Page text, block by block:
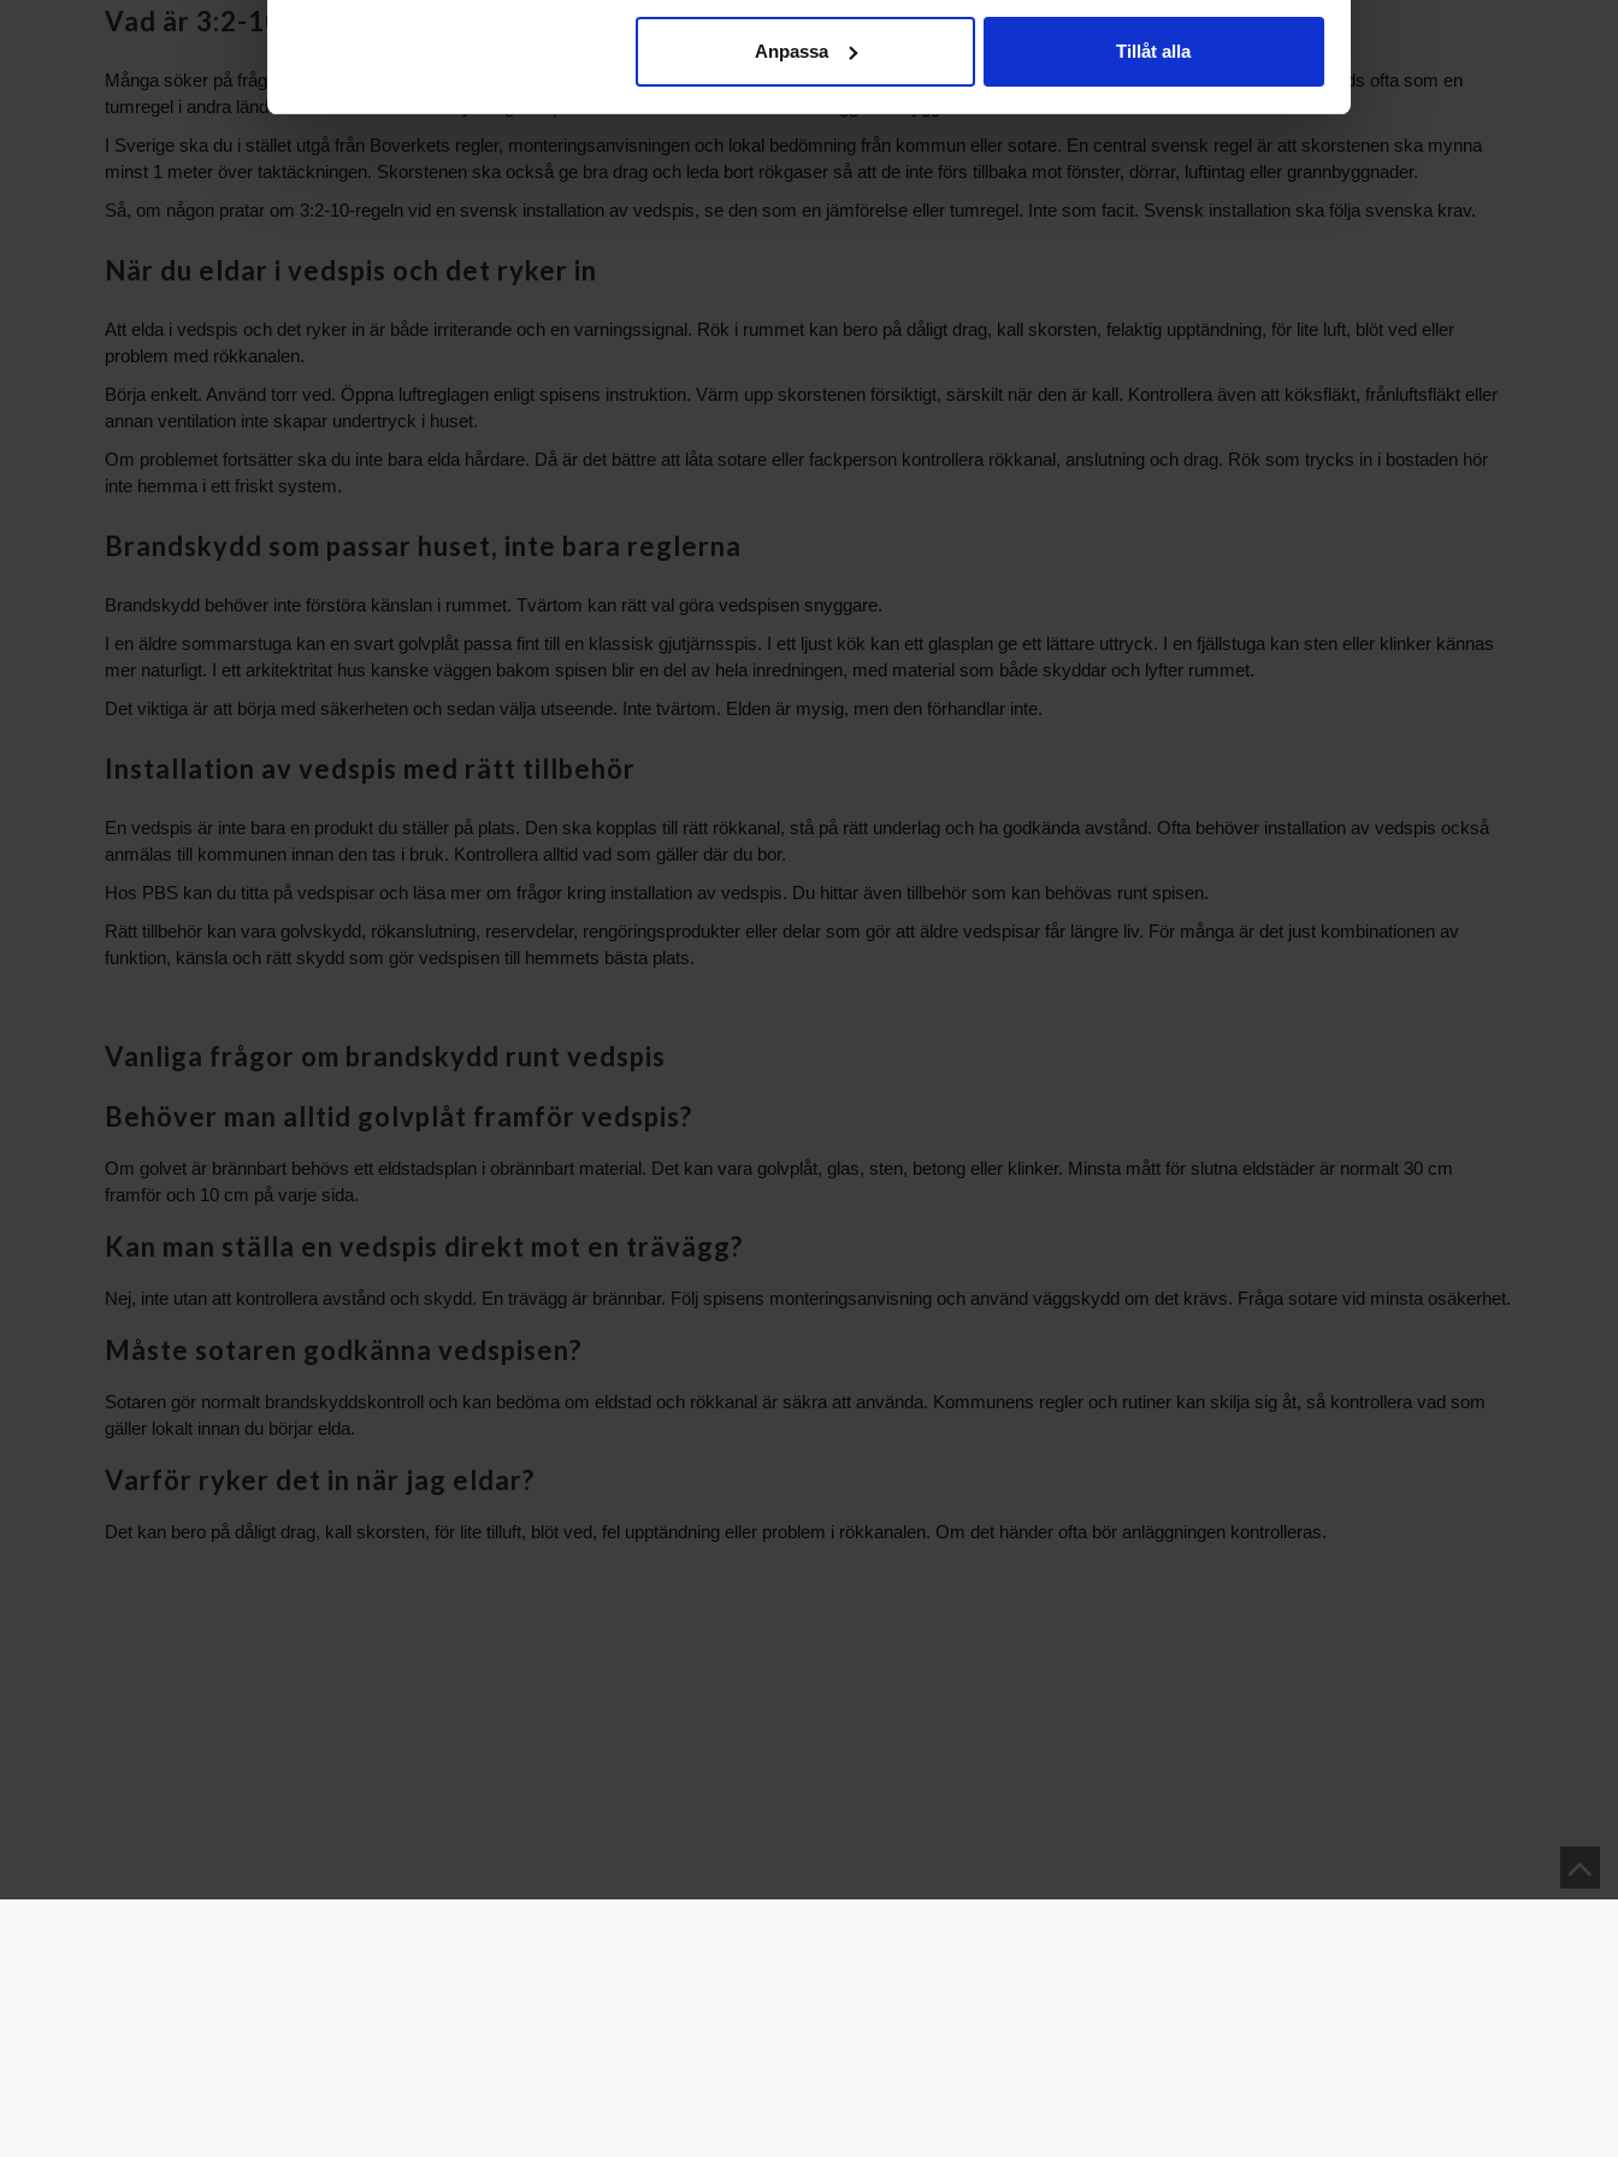
Anpassa Tillåt alla
Vad är 3:2-10-regeln för vedspisar?
Många söker på frågan: Vad är 3:2-10-regeln för vedspisar? Det är bra att känna till att 3:2-10-regeln inte är den svenska huvudregeln för vedspisar. Den används ofta som en
tumregel i andra länder för hur skorstenens mynning ska placeras i förhållande till tak och närliggande byggnadsdelar.
I Sverige ska du i stället utgå från Boverkets regler, monteringsanvisningen och lokal bedömning från kommun eller sotare. En central svensk regel är att skorstenen ska mynna
minst 1 meter över taktäckningen. Skorstenen ska också ge bra drag och leda bort rökgaser så att de inte förs tillbaka mot fönster, dörrar, luftintag eller grannbyggnader.
Så, om någon pratar om 3:2-10-regeln vid en svensk installation av vedspis, se den som en jämförelse eller tumregel. Inte som facit. Svensk installation ska följa svenska krav.
När du eldar i vedspis och det ryker in
Att elda i vedspis och det ryker in är både irriterande och en varningssignal. Rök i rummet kan bero på dåligt drag, kall skorsten, felaktig upptändning, för lite luft, blöt ved eller
problem med rökkanalen.
Börja enkelt. Använd torr ved. Öppna luftreglagen enligt spisens instruktion. Värm upp skorstenen försiktigt, särskilt när den är kall. Kontrollera även att köksfläkt, frånluftsfläkt eller
annan ventilation inte skapar undertryck i huset.
Om problemet fortsätter ska du inte bara elda hårdare. Då är det bättre att låta sotare eller fackperson kontrollera rökkanal, anslutning och drag. Rök som trycks in i bostaden hör
inte hemma i ett friskt system.
Brandskydd som passar huset, inte bara reglerna
Brandskydd behöver inte förstöra känslan i rummet. Tvärtom kan rätt val göra vedspisen snyggare.
I en äldre sommarstuga kan en svart golvplåt passa fint till en klassisk gjutjärnsspis. I ett ljust kök kan ett glasplan ge ett lättare uttryck. I en fjällstuga kan sten eller klinker kännas
mer naturligt. I ett arkitektritat hus kanske väggen bakom spisen blir en del av hela inredningen, med material som både skyddar och lyfter rummet.
Det viktiga är att börja med säkerheten och sedan välja utseende. Inte tvärtom. Elden är mysig, men den förhandlar inte.
Installation av vedspis med rätt tillbehör
En vedspis är inte bara en produkt du ställer på plats. Den ska kopplas till rätt rökkanal, stå på rätt underlag och ha godkända avstånd. Ofta behöver installation av vedspis också
anmälas till kommunen innan den tas i bruk. Kontrollera alltid vad som gäller där du bor.
Hos PBS kan du titta på vedspisar och läsa mer om frågor kring installation av vedspis. Du hittar även tillbehör som kan behövas runt spisen.
Rätt tillbehör kan vara golvskydd, rökanslutning, reservdelar, rengöringsprodukter eller delar som gör att äldre vedspisar får längre liv. För många är det just kombinationen av
funktion, känsla och rätt skydd som gör vedspisen till hemmets bästa plats.
Vanliga frågor om brandskydd runt vedspis
Behöver man alltid golvplåt framför vedspis?
Om golvet är brännbart behövs ett eldstadsplan i obrännbart material. Det kan vara golvplåt, glas, sten, betong eller klinker. Minsta mått för slutna eldstäder är normalt 30 cm
framför och 10 cm på varje sida.
Kan man ställa en vedspis direkt mot en trävägg?
Nej, inte utan att kontrollera avstånd och skydd. En trävägg är brännbar. Följ spisens monteringsanvisning och använd väggskydd om det krävs. Fråga sotare vid minsta osäkerhet.
Måste sotaren godkänna vedspisen?
Sotaren gör normalt brandskyddskontroll och kan bedöma om eldstad och rökkanal är säkra att använda. Kommunens regler och rutiner kan skilja sig åt, så kontrollera vad som
gäller lokalt innan du börjar elda.
Varför ryker det in när jag eldar?
Det kan bero på dåligt drag, kall skorsten, för lite tilluft, blöt ved, fel upptändning eller problem i rökkanalen. Om det händer ofta bör anläggningen kontrolleras.